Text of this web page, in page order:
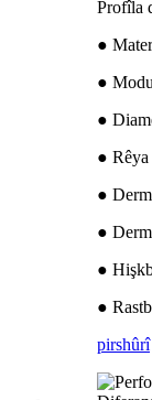
Profîla
●
●
●
●
●
●
●
●
pirshûrî